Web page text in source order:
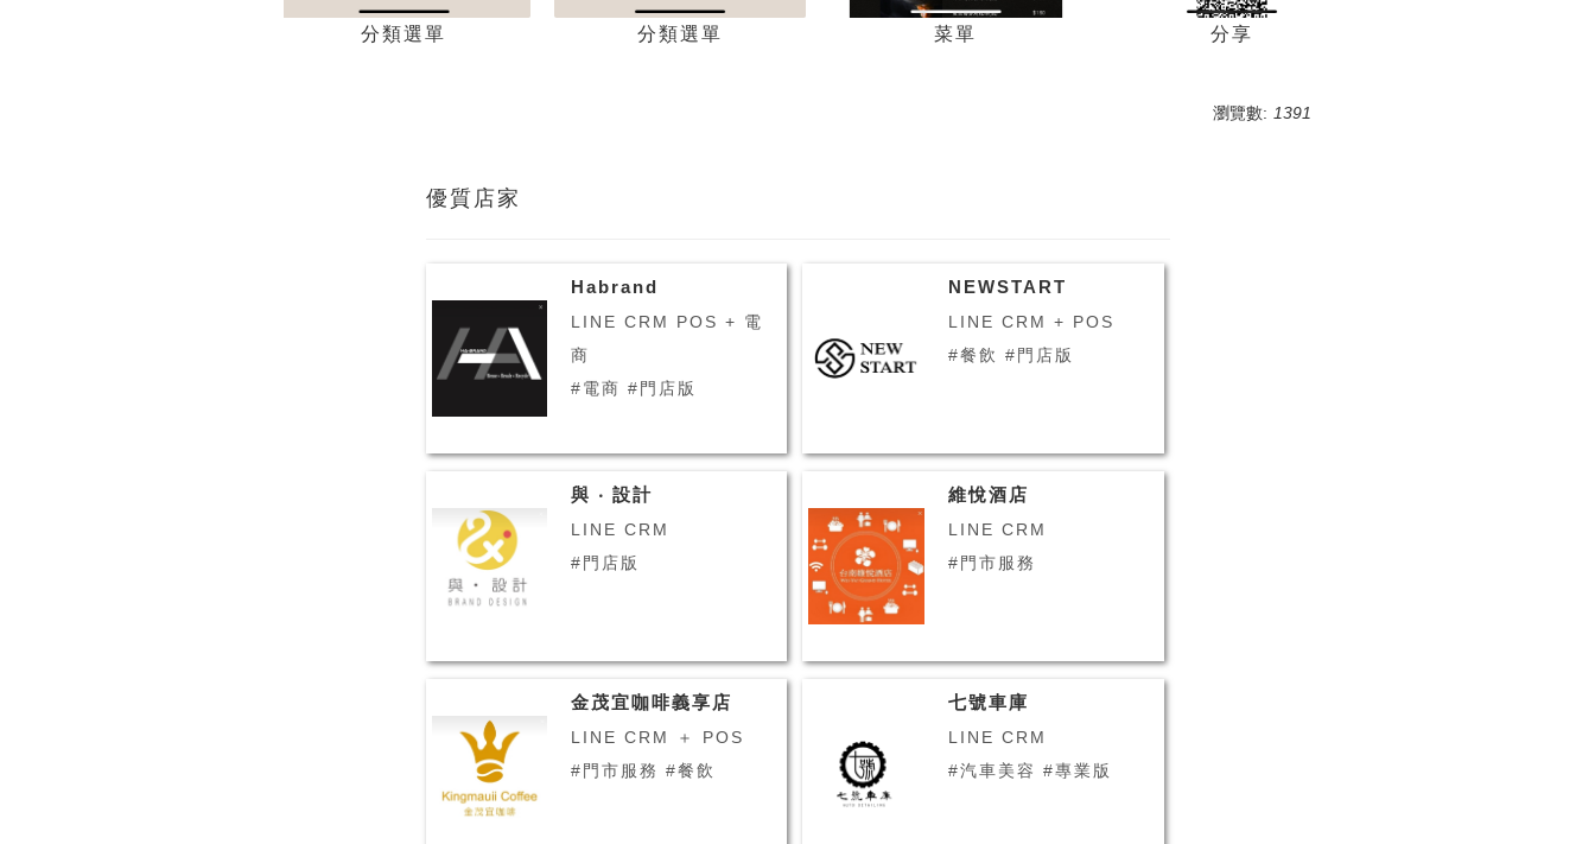
分類選單 分類選單 菜單 分享
瀏覽數: 1391
優質店家
Habrand
LINE CRM POS + 電
商
#電商 #門店版
NEWSTART
LINE CRM + POS
#餐飲 #門店版
與 ‧ 設計
LINE CRM
#門店版
維悅酒店
LINE CRM
#門市服務
金茂宜咖啡義享店
LINE CRM ＋ POS
#門市服務 #餐飲
七號車庫
LINE CRM
#汽車美容 #專業版